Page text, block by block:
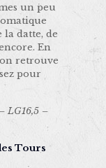
un peu
la datte, de
En
retrouve
pour
LG16,5 –
Tours